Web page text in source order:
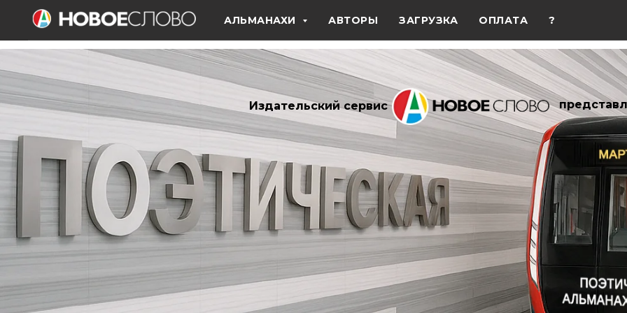
АЛЬМАНАХИ АВТОРЫ ЗАГРУЗКА ОПЛАТА ?
Издательский сервис